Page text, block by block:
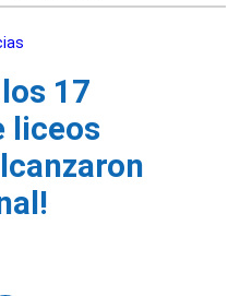
17
liceos